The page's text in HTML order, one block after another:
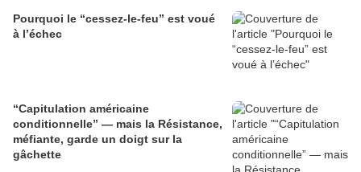
Pourquoi le “cessez-le-feu” est voué
à l’échec
“Capitulation américaine
conditionnelle” — mais la Résistance,
méfiante, garde un doigt sur la
gâchette